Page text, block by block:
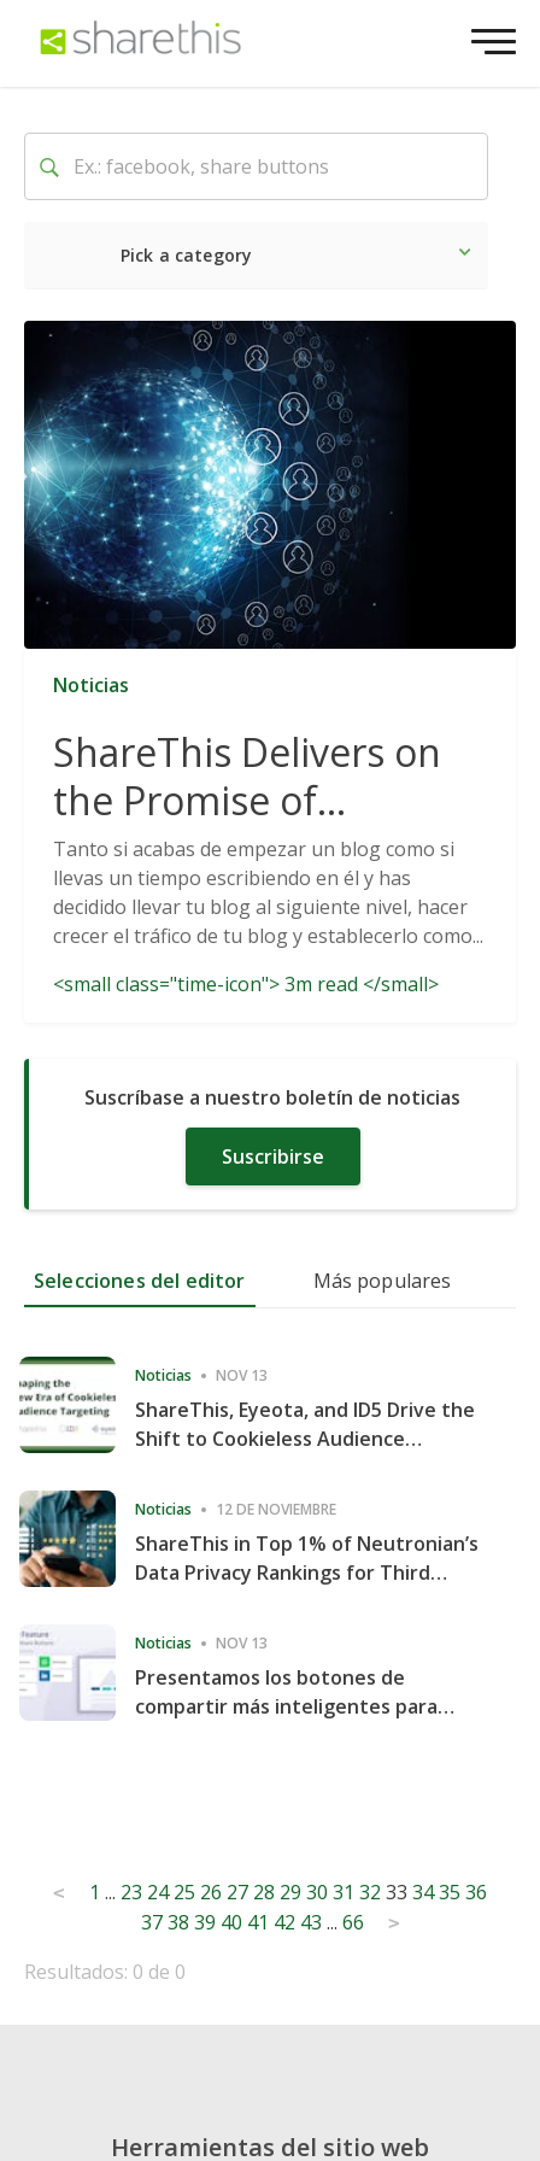
Pick a category
Lo último Social
Noticias
ShareThis Delivers on
the Promise of
Cookieless Data
Solutions
Tanto si acabas de empezar un blog como si
llevas un tiempo escribiendo en él y has
decidido llevar tu blog al siguiente nivel, hacer
crecer el tráfico de tu blog y establecerlo como...
<small class="time-icon"> 3m read </small>
Suscríbase a nuestro boletín de noticias
Suscribirse
Selecciones del editor Más populares
Noticias NOV 13
ShareThis, Eyeota, and ID5 Drive the
Shift to Cookieless Audience
Noticias 12 DE NOVIEMBRE
ShareThis in Top 1% of Neutronian’s
Data Privacy Rankings for Third
Noticias NOV 13
Presentamos los botones de
compartir más inteligentes para
Posts
pagination
< 1 ... 23 24 25 26 27 28 29 30 31 32 33 3435 36
37 38 39 40 41 42 43 ... 66 >
Resultados: 0 de 0
Herramientas del sitio web